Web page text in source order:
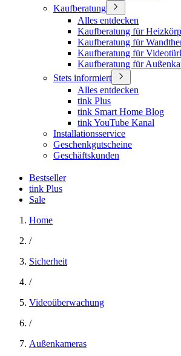
Kaufberatung
Alles entdecken
Kaufberatung für
Kaufberatung für
Kaufberatung für
Kaufberatung für
Stets informiert
Alles entdecken
tink Plus
tink Smart Home Blog
tink YouTube Kanal
Installationsservice
Geschenkgutscheine
Geschäftskunden
Bestseller
tink Plus
Sale
Home
/
Sicherheit
/
Videoüberwachung
/
Außenkameras